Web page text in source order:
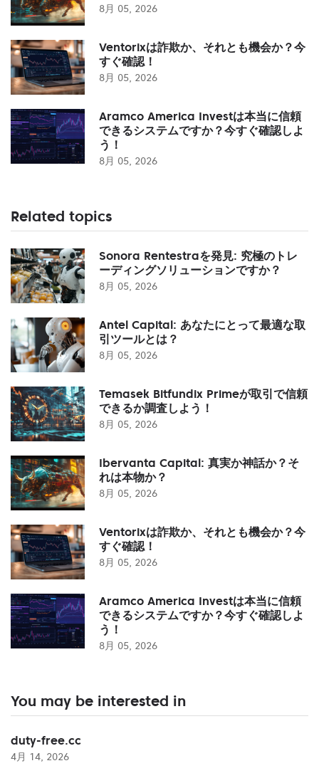
8月 05, 2026
Ventorixは詐欺か、それとも機会か？今
すぐ確認！
8月 05, 2026
Aramco America Investは本当に信頼
できるシステムですか？今すぐ確認しよ
う！
8月 05, 2026
Related topics
Sonora Rentestraを発見: 究極のトレ
ーディングソリューションですか？
8月 05, 2026
Antel Capital: あなたにとって最適な取
引ツールとは？
8月 05, 2026
Temasek Bitfundix Primeが取引で信頼
できるか調査しよう！
8月 05, 2026
Ibervanta Capital: 真実か神話か？そ
れは本物か？
8月 05, 2026
Ventorixは詐欺か、それとも機会か？今
すぐ確認！
8月 05, 2026
Aramco America Investは本当に信頼
できるシステムですか？今すぐ確認しよ
う！
8月 05, 2026
You may be interested in
duty-free.cc
4月 14, 2026